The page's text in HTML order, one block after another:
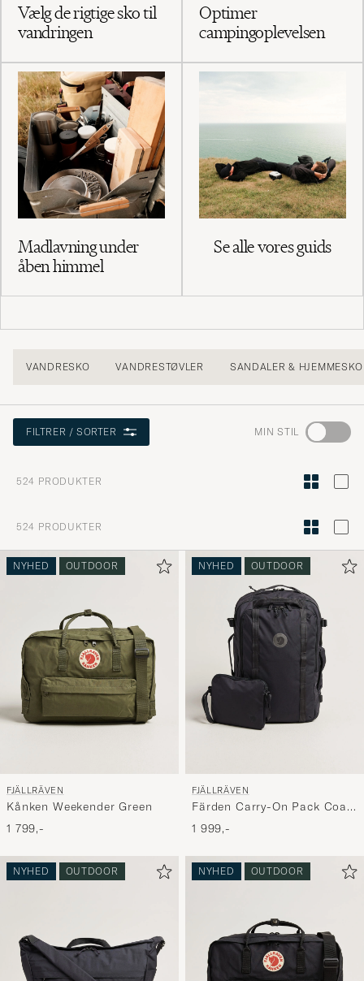
Vælg de rigtige sko til
vandringen
Optimer
campingoplevelsen
Madlavning under
åben himmel
Se alle vores guids
VANDRESKO VANDRESTØVLER SANDALER & HJEMMESKO
FILTRER / SORTER MIN STIL
Gå
Stilråd
for
aktivere
Min
stil,
og
oplev
er
mere
udvalg
til
524 PRODUKTER
524 PRODUKTER
NYHED OUTDOOR
FJÄLLRÄVEN
Kånken Weekender Green
1 799,-
NYHED OUTDOOR
FJÄLLRÄVEN
Färden Carry-On Pack Coal
Black
1 999,-
NYHED OUTDOOR NYHED OUTDOOR